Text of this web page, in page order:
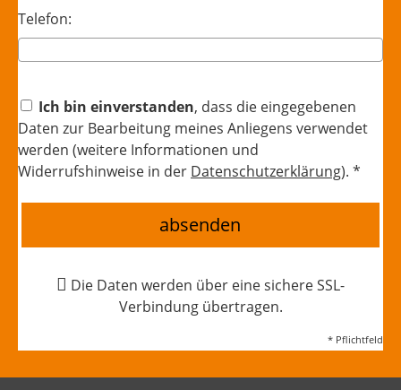
Telefon:
Ich bin einverstanden, dass die eingegebenen
Daten zur Bearbeitung meines Anliegens verwendet
werden (weitere Informationen und
Widerrufshinweise in der Datenschutzerklärung). *
absenden
Die Daten werden über eine sichere SSL-
Verbindung übertragen.
* Pflichtfeld